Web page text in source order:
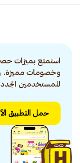
استمتع بميزات
وخصومات مميزة.
للمستخدمين
حمل التطبيق